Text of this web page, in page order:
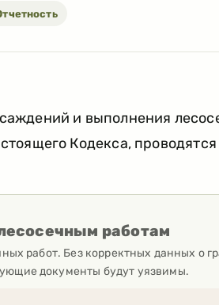
и выполнения
Кодекса, проводятся
работам
работ. Без корректных данных о
документы будут уязвимы.